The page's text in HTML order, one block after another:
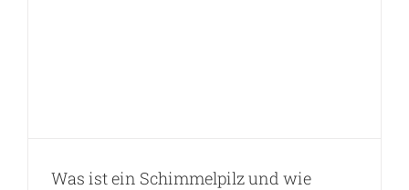
Was ist ein Schimmelpilz und wie